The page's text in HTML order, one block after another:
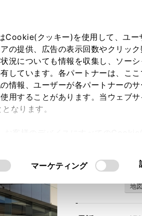
Cookie(クッキー)を使用して、ユー
の提供、広告の表示回数やクリック
況についても情報を収集し、ソーシ
しています。各パートナーは、こ
情報、ユーザーが各パートナーのサ
用することがあります。当ウェブ
なります。
マーケティング
住所 兵
地図